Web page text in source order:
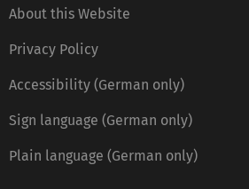
About this Website
Privacy Policy
Accessibility (German only)
Sign language (German only)
Plain language (German only)